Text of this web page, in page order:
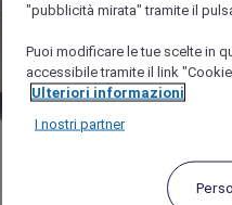
"pubblicità mirata" tramite il
Puoi modificare le tue scelte in
accessibile tramite il link
Ulteriori informazioni
I nostri partner